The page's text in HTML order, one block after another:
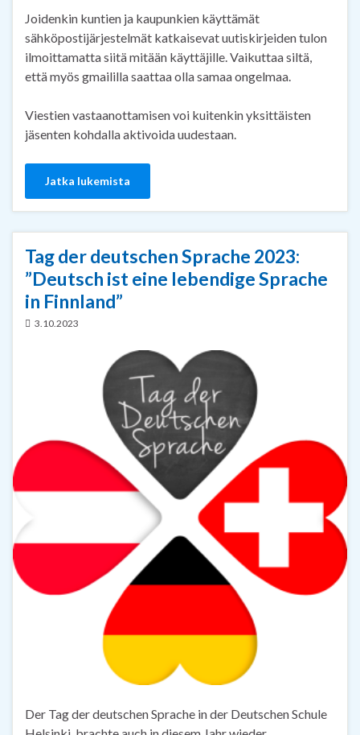
Joidenkin kuntien ja kaupunkien käyttämät
sähköpostijärjestelmät katkaisevat uutiskirjeiden tulon
ilmoittamatta siitä mitään käyttäjille. Vaikuttaa siltä,
että myös gmaililla saattaa olla samaa ongelmaa.
Viestien vastaanottamisen voi kuitenkin yksittäisten
jäsenten kohdalla aktivoida uudestaan.
Jatka lukemista
Tag der deutschen Sprache 2023:
”Deutsch ist eine lebendige Sprache
in Finnland”
3.10.2023
Der Tag der deutschen Sprache in der Deutschen Schule